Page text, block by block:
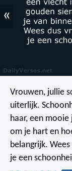
«
Vrouwen, jullie
uiterlijk.
haar, een
om je hart en
belangrijk.
je een